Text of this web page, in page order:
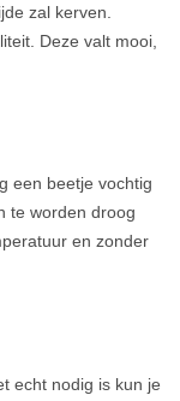
zal kerven.
Deze valt mooi,
een beetje vochtig
te worden droog
en zonder
echt nodig is kun je